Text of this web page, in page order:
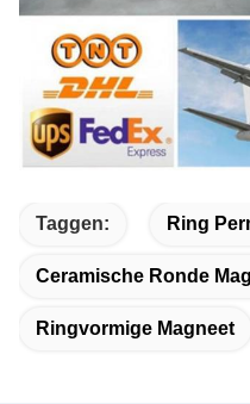
Taggen: Ring
Ceramische Ronde
Ringvormige Magneet